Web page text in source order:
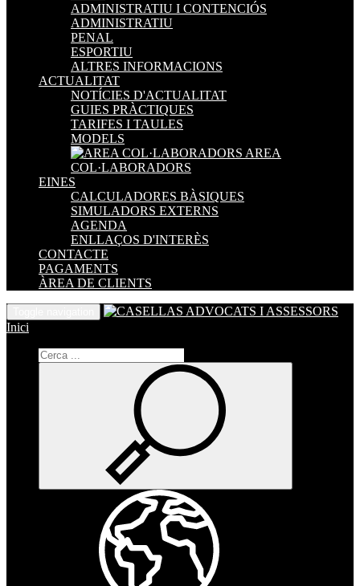
ADMINISTRATIU I CONTENCIÓS
ADMINISTRATIU
PENAL
ESPORTIU
ALTRES INFORMACIONS
ACTUALITAT
NOTÍCIES D'ACTUALITAT
GUIES PRÀCTIQUES
TARIFES I TAULES
MODELS
AREA
COL·LABORADORS
EINES
CALCULADORES BÀSIQUES
SIMULADORS EXTERNS
AGENDA
ENLLAÇOS D'INTERÈS
CONTACTE
PAGAMENTS
ÀREA DE CLIENTS
Inici